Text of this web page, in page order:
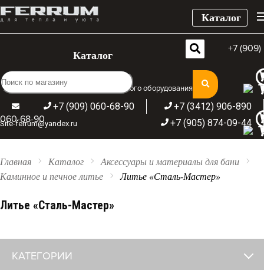
Широкий ассортимент отопительного оборудования
+7 (3412) 906-890
+7 (909) 060-68-90
+7 (905) 874-09-44
Site-ferrum@yandex.ru
Каталог
Каталог
+7 (909)
060-68-90
Главная Каталог
Аксессуары и материалы для бани
Каминное и печное литье
Литье «Сталь-Мастер»
Литье «Сталь-Мастер»
КАТЕГОРИИ